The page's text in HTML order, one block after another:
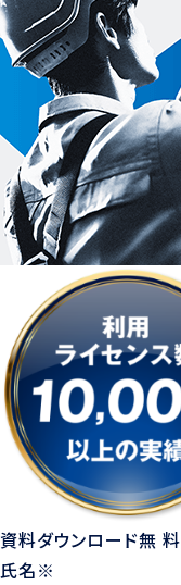
資料ダウンロード無 料
氏名※